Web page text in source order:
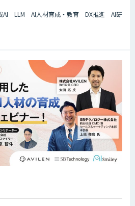
AI LLM AI人材育成・教育 DX推進
AI研